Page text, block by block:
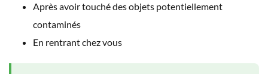
Après avoir touché des objets potentiellement
contaminés
En rentrant chez vous